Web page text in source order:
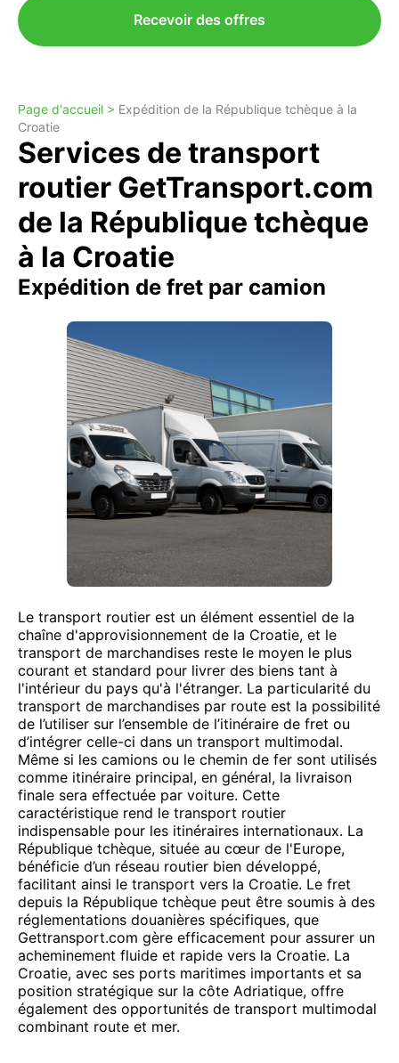
Recevoir des offres
Page d'accueil > Expédition de la République tchèque à la
Croatie
Services de transport
routier GetTransport.com
de la République tchèque
à la Croatie
Expédition de fret par camion
Le transport routier est un élément essentiel de la
chaîne d'approvisionnement de la Croatie, et le
transport de marchandises reste le moyen le plus
courant et standard pour livrer des biens tant à
l'intérieur du pays qu'à l'étranger. La particularité du
transport de marchandises par route est la possibilité
de l’utiliser sur l’ensemble de l’itinéraire de fret ou
d’intégrer celle-ci dans un transport multimodal.
Même si les camions ou le chemin de fer sont utilisés
comme itinéraire principal, en général, la livraison
finale sera effectuée par voiture. Cette
caractéristique rend le transport routier
indispensable pour les itinéraires internationaux. La
République tchèque, située au cœur de l'Europe,
bénéficie d’un réseau routier bien développé,
facilitant ainsi le transport vers la Croatie. Le fret
depuis la République tchèque peut être soumis à des
réglementations douanières spécifiques, que
Gettransport.com gère efficacement pour assurer un
acheminement fluide et rapide vers la Croatie. La
Croatie, avec ses ports maritimes importants et sa
position stratégique sur la côte Adriatique, offre
également des opportunités de transport multimodal
combinant route et mer.